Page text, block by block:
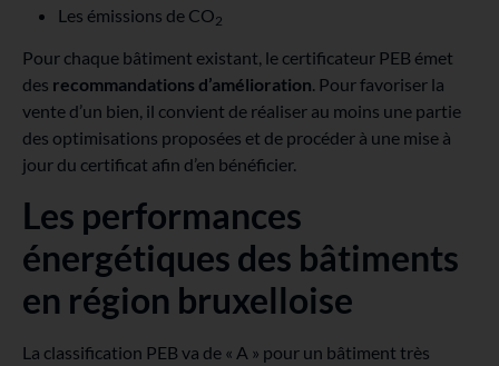
Les émissions de CO2
Pour chaque bâtiment existant, le certificateur PEB émet
des recommandations d’amélioration. Pour favoriser la
vente d’un bien, il convient de réaliser au moins une partie
des optimisations proposées et de procéder à une mise à
jour du certificat afin d’en bénéficier.
Les performances
énergétiques des bâtiments
en région bruxelloise
La classification PEB va de « A » pour un bâtiment très